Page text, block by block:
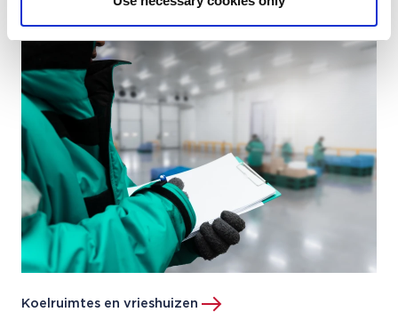
Koelruimtes en vrieshuizen